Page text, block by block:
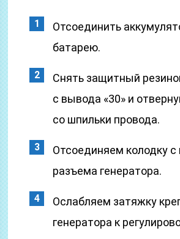
Отсоединить
батарею.
Снять защитный
с вывода «30» и
со шпильки провода.
Отсоединяем колодку
разъема генератора.
Ослабляем затяжку
генератора к